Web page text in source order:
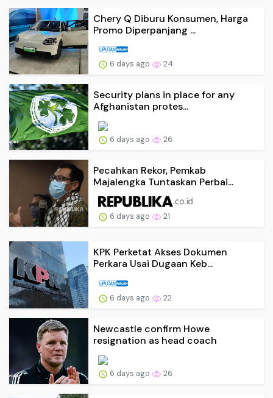
Chery Q Diburu Konsumen, Harga
Promo Diperpanjang ...
6 days ago 24
Security plans in place for any
Afghanistan protes...
6 days ago 26
Pecahkan Rekor, Pemkab
Majalengka Tuntaskan Perbai...
6 days ago 21
KPK Perketat Akses Dokumen
Perkara Usai Dugaan Keb...
6 days ago 22
Newcastle confirm Howe
resignation as head coach
6 days ago 26